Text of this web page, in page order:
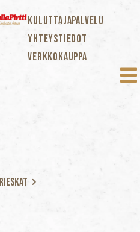
KULUTTAJAPALVELU
YHTEYSTIEDOT
VERKKOKAUPPA
Rieskat